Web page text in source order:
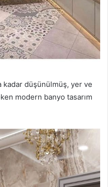
kadar düşünülmüş, yer ve
modern banyo tasarım